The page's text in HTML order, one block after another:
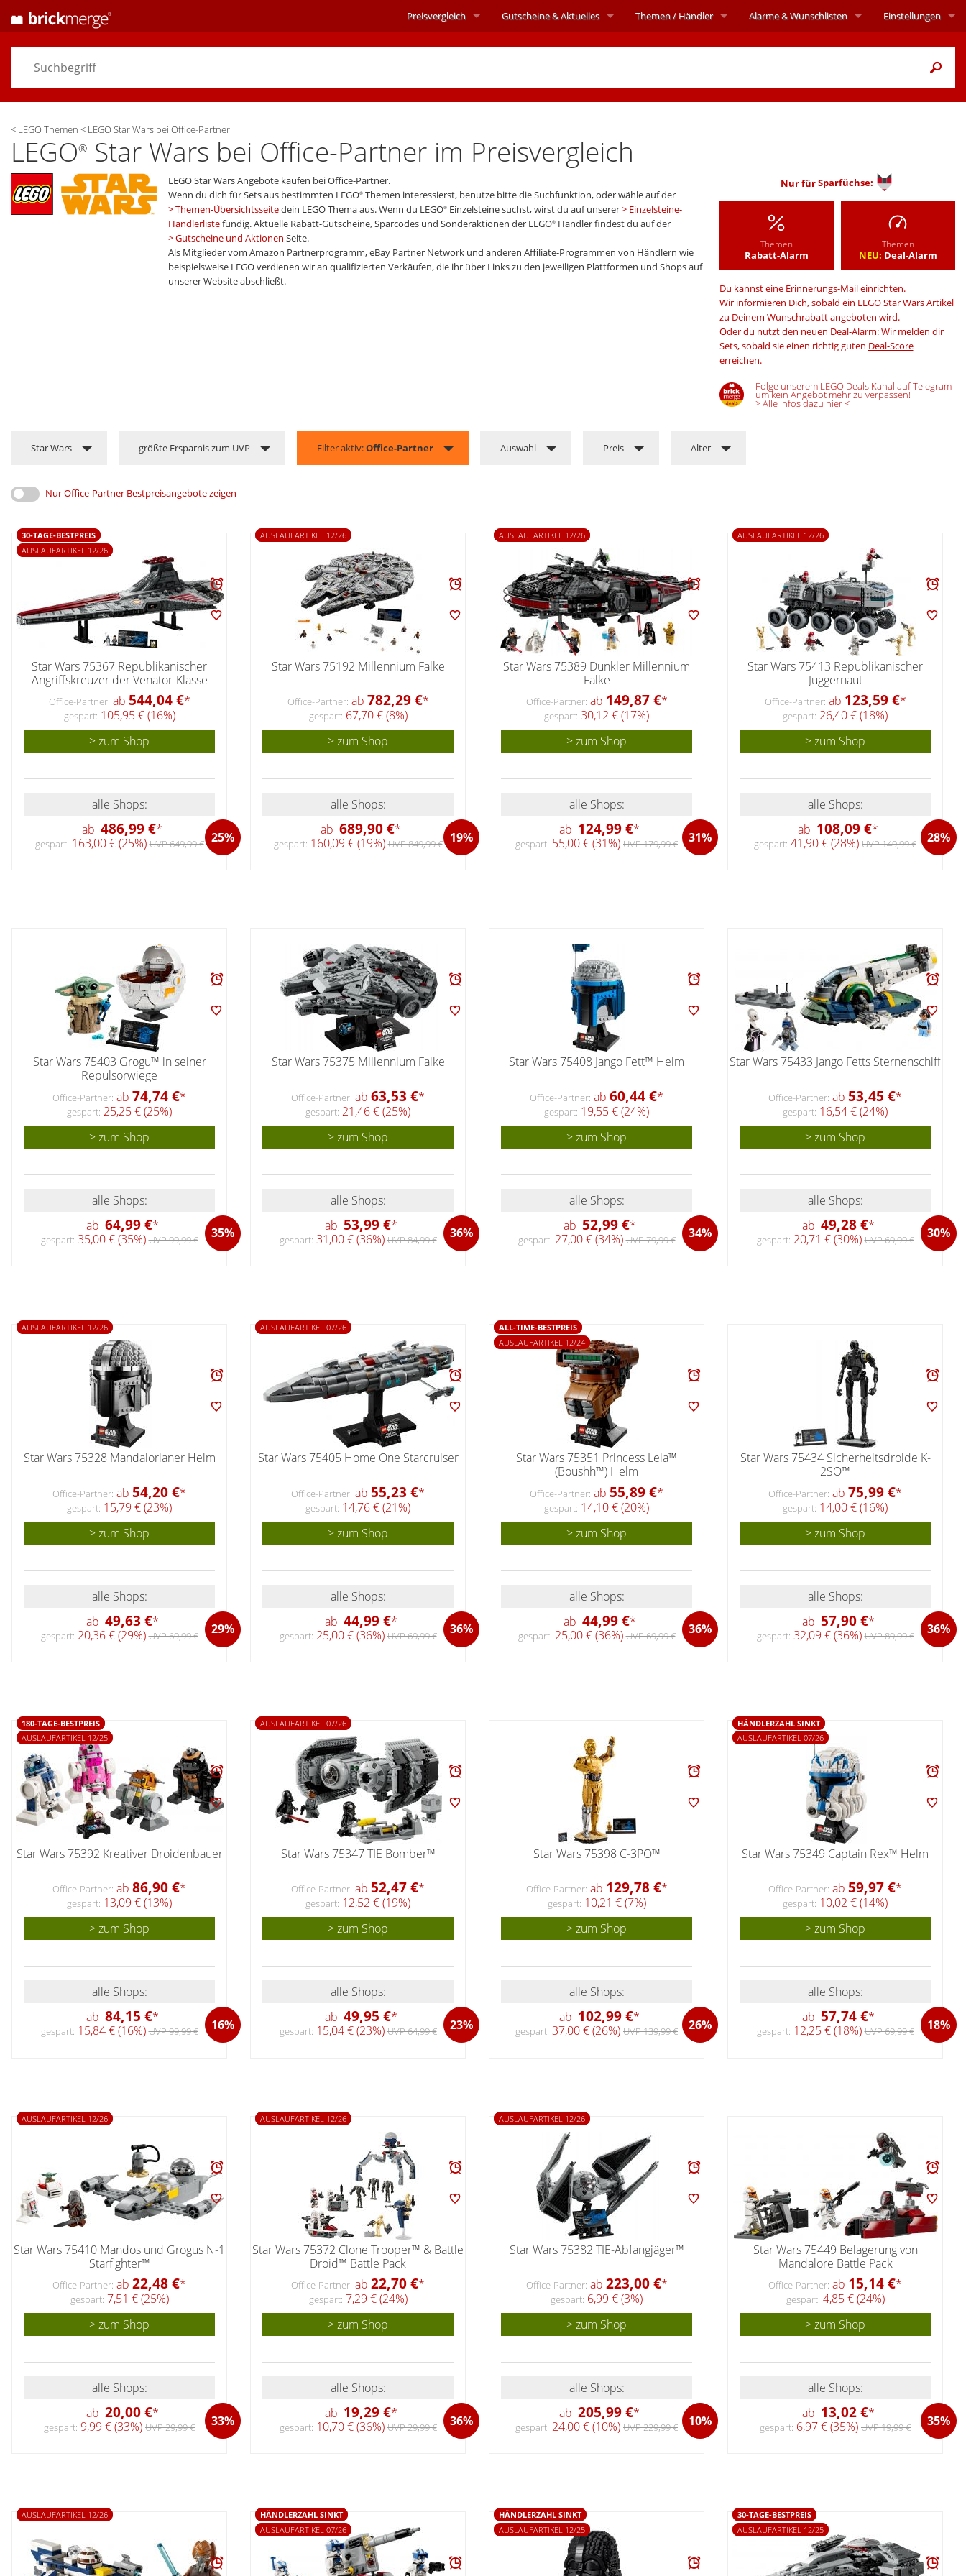
< LEGO Themen < LEGO Star Wars bei Office-Partner
LEGO® Star Wars bei Office-Partner im Preisvergleich
LEGO Star Wars Angebote kaufen bei Office-Partner.
Wenn du dich für Sets aus bestimmten LEGO® Themen interessierst, benutze bitte die Suchfunktion, oder wähle auf der
Themen-Übersichtsseitedein LEGO Thema aus. Wenn du LEGO® Einzelsteine suchst, wirst du auf unserer
Einzelsteine-
Händlerlistefündig. Aktuelle Rabatt-Gutscheine, Sparcodes und Sonderaktionen der LEGO® Händler findest du auf der
Gutscheine und Aktionen Seite.
Als Mitglieder vom Amazon Partnerprogramm, eBay Partner Network und anderen Affiliate-Programmen von Händlern wie
beispielsweise LEGO verdienen wir an qualifizierten Verkäufen, die ihr über Links zu den jeweiligen Plattformen und Shops auf
unserer Website abschließt.
Nur fürSparfüchse:
Themen
Rabatt-Alarm
Themen
NEU: Deal-Alarm
Du kannst eine Erinnerungs-Maileinrichten.
Wir informieren Dich, sobald ein LEGO Star Wars Artikel
zu Deinem Wunschrabatt angeboten wird.
Oder du nutzt den neuen Deal-Alarm: Wir melden dir
Sets, sobald sie einen richtig guten Deal-Score
erreichen.
Folge unserem LEGO Deals Kanal auf Telegram
um kein Angebot mehr zu verpassen!
> Alle Infos dazu hier <
Star Wars größte Ersparnis zum UVP Filter aktiv:Office-Partner Auswahl Preis Alter
Nur Office-Partner Bestpreisangebote zeigen
30-TAGE-BESTPREIS
AUSLAUFARTIKEL 12/26
Star Wars 75367 Republikanischer
Angriffskreuzer der Venator-Klasse
Office-Partner: ab 544,04 €*
gespart: 105,95 € (16%)
> zum Shop
alle Shops:
ab 486,99 €* 25%
gespart: 163,00 € (25%)UVP 649,99 €
AUSLAUFARTIKEL 12/26
Star Wars 75192 Millennium Falke
Office-Partner: ab 782,29 €*
gespart: 67,70 € (8%)
> zum Shop
alle Shops:
ab 689,90 €* 19%
gespart: 160,09 € (19%)UVP 849,99 €
AUSLAUFARTIKEL 12/26
Star Wars 75389 Dunkler Millennium
Falke
Office-Partner: ab 149,87 €*
gespart: 30,12 € (17%)
> zum Shop
alle Shops:
ab 124,99 €* 31%
gespart: 55,00 € (31%) UVP 179,99 €
AUSLAUFARTIKEL 12/26
Star Wars 75413 Republikanischer
Juggernaut
Office-Partner: ab 123,59 €*
gespart: 26,40 € (18%)
> zum Shop
alle Shops:
ab 108,09 €* 28%
gespart: 41,90 € (28%) UVP 149,99 €
Star Wars 75403 Grogu™ in seiner
Repulsorwiege
Office-Partner: ab 74,74 €*
gespart: 25,25 € (25%)
> zum Shop
alle Shops:
ab 64,99 €* 35%
gespart: 35,00 € (35%)UVP 99,99 €
Star Wars 75375 Millennium Falke
Office-Partner: ab 63,53 €*
gespart: 21,46 € (25%)
> zum Shop
alle Shops:
ab 53,99 €* 36%
gespart: 31,00 € (36%)UVP 84,99 €
Star Wars 75408 Jango Fett™ Helm
Office-Partner: ab 60,44 €*
gespart: 19,55 € (24%)
> zum Shop
alle Shops:
ab 52,99 €* 34%
gespart: 27,00 € (34%)UVP 79,99 €
Star Wars 75433 Jango Fetts Sternenschiff
Office-Partner: ab 53,45 €*
gespart: 16,54 € (24%)
> zum Shop
alle Shops:
ab 49,28 €* 30%
gespart: 20,71 € (30%)UVP 69,99 €
AUSLAUFARTIKEL 12/26
Star Wars 75328 Mandalorianer Helm
Office-Partner: ab 54,20 €*
gespart: 15,79 € (23%)
> zum Shop
alle Shops:
ab 49,63 €* 29%
gespart: 20,36 € (29%)UVP 69,99 €
AUSLAUFARTIKEL 07/26
Star Wars 75405 Home One Starcruiser
Office-Partner: ab 55,23 €*
gespart: 14,76 € (21%)
> zum Shop
alle Shops:
ab 44,99 €* 36%
gespart: 25,00 € (36%)UVP 69,99 €
ALL-TIME-BESTPREIS
AUSLAUFARTIKEL 12/24
Star Wars 75351 Princess Leia™
(Boushh™) Helm
Office-Partner: ab 55,89 €*
gespart: 14,10 € (20%)
> zum Shop
alle Shops:
ab 44,99 €* 36%
gespart: 25,00 € (36%)UVP 69,99 €
Star Wars 75434 Sicherheitsdroide K-
2SO™
Office-Partner: ab 75,99 €*
gespart: 14,00 € (16%)
> zum Shop
alle Shops:
ab 57,90 €* 36%
gespart: 32,09 € (36%)UVP 89,99 €
180-TAGE-BESTPREIS
AUSLAUFARTIKEL 12/25
Star Wars 75392 Kreativer Droidenbauer
Office-Partner: ab 86,90 €*
gespart: 13,09 € (13%)
> zum Shop
alle Shops:
ab 84,15 €* 16%
gespart: 15,84 € (16%)UVP 99,99 €
AUSLAUFARTIKEL 07/26
Star Wars 75347 TIE Bomber™
Office-Partner: ab 52,47 €*
gespart: 12,52 € (19%)
> zum Shop
alle Shops:
ab 49,95 €* 23%
gespart: 15,04 € (23%)UVP 64,99 €
Star Wars 75398 C-3PO™
Office-Partner: ab 129,78 €*
gespart: 10,21 € (7%)
> zum Shop
alle Shops:
ab 102,99 €* 26%
gespart: 37,00 € (26%) UVP 139,99 €
HÄNDLERZAHL SINKT
AUSLAUFARTIKEL 07/26
Star Wars 75349 Captain Rex™ Helm
Office-Partner: ab 59,97 €*
gespart: 10,02 € (14%)
> zum Shop
alle Shops:
ab 57,74 €* 18%
gespart: 12,25 € (18%)UVP 69,99 €
AUSLAUFARTIKEL 12/26
Star Wars 75410 Mandos und Grogus N-1
Starfighter™
Office-Partner: ab 22,48 €*
gespart: 7,51 € (25%)
> zum Shop
alle Shops:
ab 20,00 €* 33%
gespart: 9,99 € (33%) UVP 29,99 €
AUSLAUFARTIKEL 12/26
Star Wars 75372 Clone Trooper™ & Battle
Droid™ Battle Pack
Office-Partner: ab 22,70 €*
gespart: 7,29 € (24%)
> zum Shop
alle Shops:
ab 19,29 €* 36%
gespart: 10,70 € (36%)UVP 29,99 €
AUSLAUFARTIKEL 12/26
Star Wars 75382 TIE-Abfangjäger™
Office-Partner: ab 223,00 €*
gespart: 6,99 € (3%)
> zum Shop
alle Shops:
ab 205,99 €* 10%
gespart: 24,00 € (10%) UVP 229,99 €
Star Wars 75449 Belagerung von
Mandalore Battle Pack
Office-Partner: ab 15,14 €*
gespart: 4,85 € (24%)
> zum Shop
alle Shops:
ab 13,02 €* 35%
gespart: 6,97 € (35%) UVP 19,99 €
AUSLAUFARTIKEL 12/26
HÄNDLERZAHL SINKT
AUSLAUFARTIKEL 07/26
HÄNDLERZAHL SINKT
AUSLAUFARTIKEL 12/25
30-TAGE-BESTPREIS
AUSLAUFARTIKEL 12/25
Preisvergleich Gutscheine &Aktuelles Themen/ Händler Alarme& Wunschlisten Einstellungen